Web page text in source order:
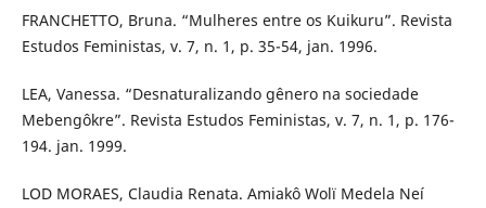
FRANCHETTO, Bruna. “Mulheres entre os Kuikuru”. Revista
Estudos Feministas, v. 7, n. 1, p. 35-54, jan. 1996.
LEA, Vanessa. “Desnaturalizando gênero na sociedade
Mebengôkre”. Revista Estudos Feministas, v. 7, n. 1, p. 176-
194. jan. 1999.
LOD MORAES, Claudia Renata. Amiakô Wolï Medela Neí